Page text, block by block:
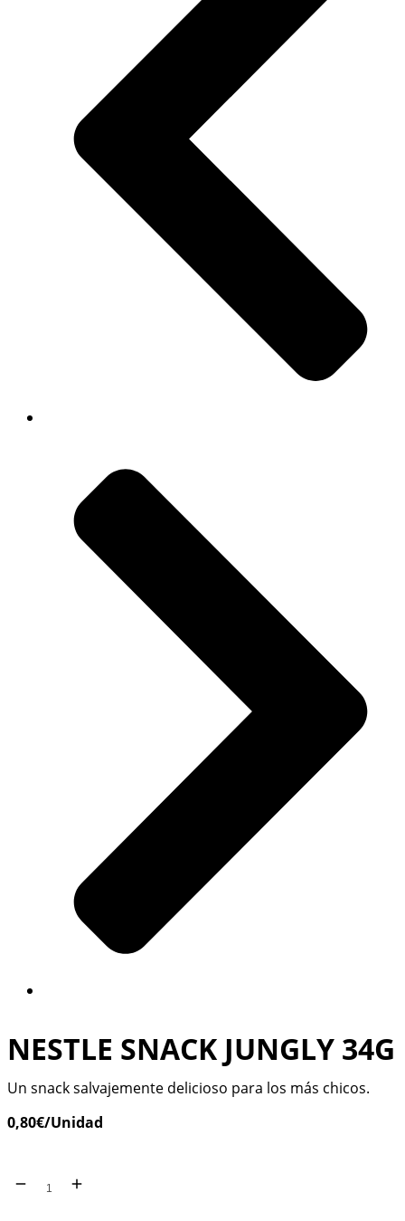
NESTLE SNACK JUNGLY 34G
Un snack salvajemente delicioso para los más chicos.
0,80€/Unidad